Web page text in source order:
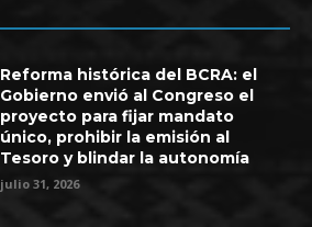
Reforma histórica del BCRA: el
Gobierno envió al Congreso el
proyecto para fijar mandato
único, prohibir la emisión al
Tesoro y blindar la autonomía
julio 31, 2026